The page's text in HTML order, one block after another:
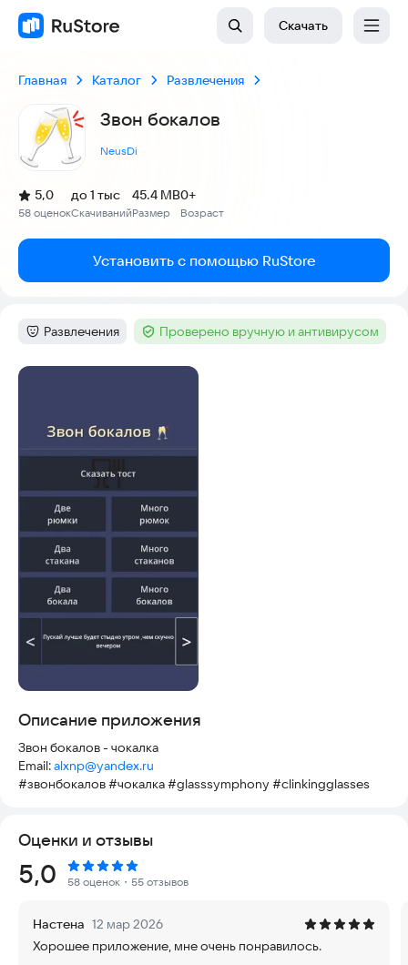
Скачать
Главная Каталог Развлечения
Звон бокалов
NeusDi
Рейтинг:
5,0
(
58 оценок
)
Скачиваний
до 1 тыс
Размер
45.4 MB
Возраст
0+
Установить с помощью RuStore
Категория:
Развлечения Тег :Проверено вручную и антивирусом
Скриншоты
Описание приложения
Звон бокалов - чокалка
Email:alxnp@yandex.ru
Оценки и отзывы
Рейтинг:
5,0 58 оценок ・55 отзывов
Настена 12 мар 2026
Хорошее приложение, мне очень понравилось.